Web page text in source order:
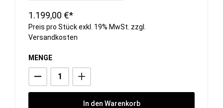
1.199,00 €*
Preis pro Stück exkl. 19% MwSt. zzgl.
Versandkosten
MENGE
In den Warenkorb